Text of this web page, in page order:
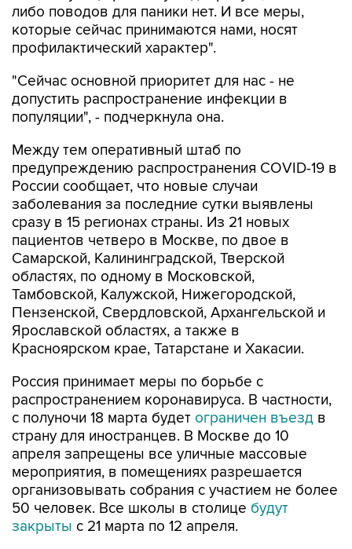
либо поводов для паники нет. И все меры,
которые сейчас принимаются нами, носят
профилактический характер".
"Сейчас основной приоритет для нас - не
допустить распространение инфекции в
популяции", - подчеркнула она.
Между тем оперативный штаб по
предупреждению распространения COVID-19 в
России сообщает, что новые случаи
заболевания за последние сутки выявлены
сразу в 15 регионах страны. Из 21 новых
пациентов четверо в Москве, по двое в
Самарской, Калининградской, Тверской
областях, по одному в Московской,
Тамбовской, Калужской, Нижегородской,
Пензенской, Свердловской, Архангельской и
Ярославской областях, а также в
Красноярском крае, Татарстане и Хакасии.
Россия принимает меры по борьбе с
распространением коронавируса. В частности,
с полуночи 18 марта будет ограничен въезд в
страну для иностранцев. В Москве до 10
апреля запрещены все уличные массовые
мероприятия, в помещениях разрешается
организовывать собрания с участием не более
50 человек. Все школы в столице будут
закрыты с 21 марта по 12 апреля.